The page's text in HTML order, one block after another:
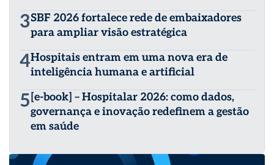
3SBF 2026 fortalece rede de embaixadores
para ampliar visão estratégica
4Hospitais entram em uma nova era de
inteligência humana e artificial
5 [e-book] – Hospitalar 2026: como dados,
governança e inovação redefinem a gestão
em saúde